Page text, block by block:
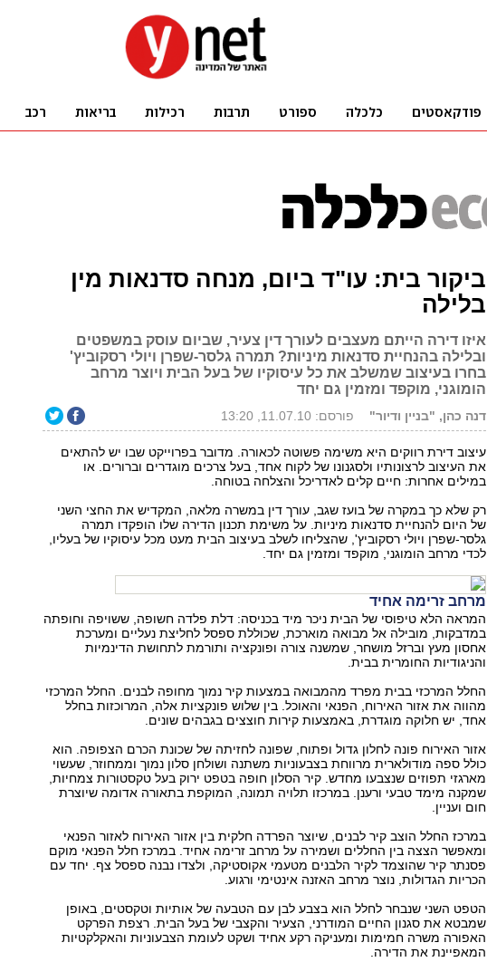
ביקור בית: עו"ד ביום, מנחה סדנאות מין
בלילה
איזו דירה הייתם מעצבים לעורך דין צעיר, שביום עוסק במשפטים
ובלילה בהנחיית סדנאות מיניות? תמרה גלסר-שפרן ויולי רסקוביץ'
בחרו בעיצוב שמשלב את כל עיסוקיו של בעל הבית ויוצר מרחב
הומוגני, מוקפד ומזמין גם יחד
דנה כהן, "בניין ודיור" פורסם: 11.07.10, 13:20
עיצוב דירת רווקים היא משימה פשוטה לכאורה. מדובר בפרוייקט שבו יש להתאים
את העיצוב לרצונותיו ולסגנונו של לקוח אחד, בעל צרכים מוגדרים וברורים. או
במילים אחרות: חיים קלים לאדריכל והצלחה בטוחה.
רק שלא כך במקרה של בועז שגב, עורך דין במשרה מלאה, המקדיש את החצי השני
של היום להנחיית סדנאות מיניות. על משימת תכנון הדירה שלו הופקדו תמרה
גלסר-שפרן ויולי רסקוביץ', שהצליחו לשלב בעיצוב הבית מעט מכל עיסוקיו של בעליו,
לכדי מרחב הומוגני, מוקפד ומזמין גם יחד.
מרחב זרימה אחיד
המראה הלא טיפוסי של הבית ניכר מיד בכניסה: דלת פלדה חשופה, ששויפה וחופתה
במדבקות, מובילה אל מבואה מוארכת, שכוללת ספסל לחליצת נעליים ומערכת
אחסון מעץ וברזל מושחר, שמשנה צורה ופונקציה ותורמת לתחושת הדינמיות
והניגודיות החומרית בבית.
החלל המרכזי בבית מפרד מהמבואה במצעות קיר נמוך מחופה לבנים. החלל המרכזי
מהווה את אזור האירוח, הפנאי והאוכל. בין שלוש פונקציות אלה, המרוכזות בחלל
אחד, יש חלוקה מוגדרת, באמצעות קירות חוצצים בגבהים שונים.
אזור האירוח פונה לחלון גדול ופתוח, שפונה לחזיתה של שכונת הכרם הצפופה. הוא
כולל ספה מודולארית מרווחת בצבעוניות משתנה ושולחן סלון נמוך וממחוזר, שעשוי
מארגזי תפוזים שנצבעו מחדש. קיר הסלון חופה בטפט ירוק בעל טקסטורות צמחיות,
שמקנה מימד טבעי ורענן. במרכזו תלויה תמונה, המוקפת בתאורה אדומה שיוצרת
חום ועניין.
במרכז החלל הוצב קיר לבנים, שיוצר הפרדה חלקית בין אזור האירוח לאזור הפנאי
ומאפשר הצצה בין החללים ושמירה על מרחב זרימה אחיד. במרכז חלל הפנאי מוקם
פסנתר קיר שהוצמד לקיר הלבנים מטעמי אקוסטיקה, ולצדו נבנה ספסל צף. יחד עם
הכריות הגדולות, נוצר מרחב האזנה אינטימי ורגוע.
הטפט השני שנבחר לחלל הוא בצבע לבן עם הטבעה של אותיות וטקסטים, באופן
שמבטא את סגנון החיים המודרני, הצעיר והקצבי של בעל הבית. רצפת הפרקט
האפורה משרה חמימות ומעניקה רקע אחיד ושקט לעומת הצבעוניות והאקלקטיות
המאפיינת את הדירה.